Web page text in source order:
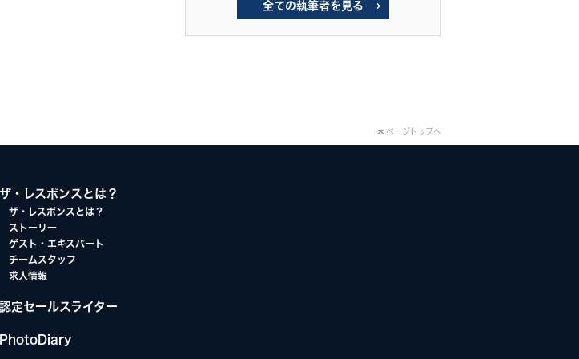
全ての執筆者を見る
ページトップへ
ザ・レスポンスとは？
ザ・レスポンスとは？
ストーリー
ゲスト・エキスパート
チームスタッフ
求人情報
認定セールスライター
PhotoDiary